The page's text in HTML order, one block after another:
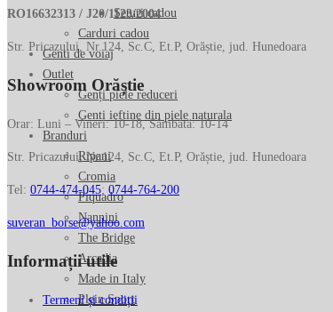
Seturi cadou
Carduri cadou
Genti de voiaj
Outlet
Genți piele reduceri
Genti ieftine din piele naturala
Branduri
Ripani
Cromia
Piquadro
Nannini
The Bridge
Arcadia
Made in Italy
Plein Sport
RO16632313 / J20/1123/2004
Str. Pricazului, Nr.124, Sc.C, Et.P, Orăștie, jud. Hunedoara
Showroom Orăștie
Orar: Luni – Vineri: 10-18, Sâmbătă: 10-14
Str. Pricazului, Nr.124, Sc.C, Et.P, Orăștie, jud. Hunedoara
Tel: 0744-474-045; 0744-764-200
suveran_borse@yahoo.com
Informații utile
Termeni și condiții